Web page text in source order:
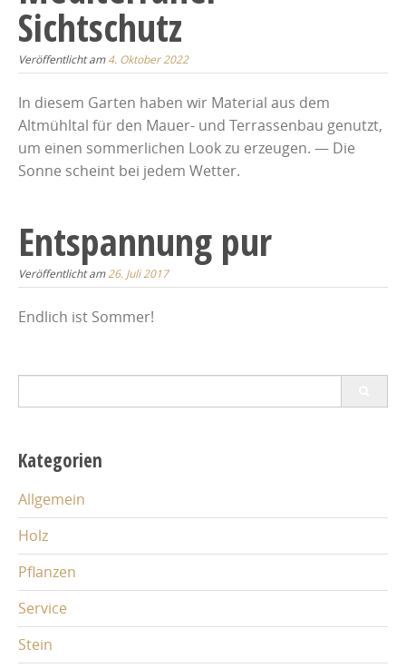
Sichtschutz
Veröffentlicht am4. Oktober 2022
In diesem Garten haben wir Material aus dem
Altmühltal für den Mauer- und Terrassenbau genutzt,
um einen sommerlichen Look zu erzeugen. — Die
Sonne scheint bei jedem Wetter.
Entspannung pur
Veröffentlicht am26. Juli 2017
Endlich ist Sommer!
for:
Kategorien
Allgemein
Holz
Pflanzen
Service
Stein